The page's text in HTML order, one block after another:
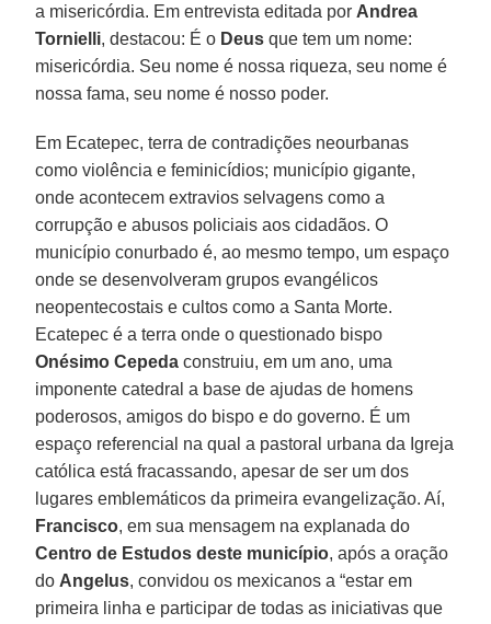
a misericórdia. Em entrevista editada por Andrea
Tornielli, destacou: É o Deus que tem um nome:
misericórdia. Seu nome é nossa riqueza, seu nome é
nossa fama, seu nome é nosso poder.
Em Ecatepec, terra de contradições neourbanas
como violência e feminicídios; município gigante,
onde acontecem extravios selvagens como a
corrupção e abusos policiais aos cidadãos. O
município conurbado é, ao mesmo tempo, um espaço
onde se desenvolveram grupos evangélicos
neopentecostais e cultos como a Santa Morte.
Ecatepec é a terra onde o questionado bispo
Onésimo Cepeda construiu, em um ano, uma
imponente catedral a base de ajudas de homens
poderosos, amigos do bispo e do governo. É um
espaço referencial na qual a pastoral urbana da Igreja
católica está fracassando, apesar de ser um dos
lugares emblemáticos da primeira evangelização. Aí,
Francisco, em sua mensagem na explanada do
Centro de Estudos deste município, após a oração
do Angelus, convidou os mexicanos a “estar em
primeira linha e participar de todas as iniciativas que